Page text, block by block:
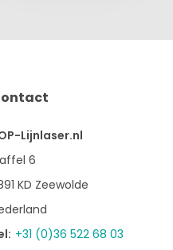
Lijnlaser.nl
6
KD Zeewolde
+31 (0)36 522 68 03